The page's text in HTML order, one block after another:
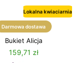
Lokalna kwiaciarnia
Darmowa dostawa
Bukiet Alicja
159,71 zł